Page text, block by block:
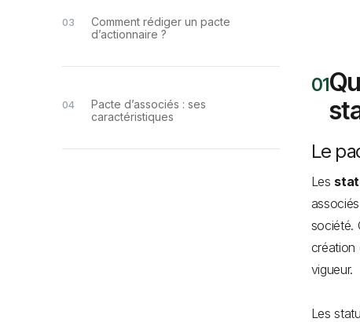
Comment rédiger un pacte
d’actionnaire ?
Pacte d’associés : ses
caractéristiques
Le
Les
société.
création
vigueur.
Les